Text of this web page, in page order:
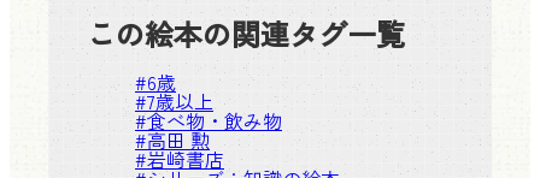
この絵本の関連タグ一覧
#6歳
#7歳以上
#食べ物・飲み物
#高田 勲
#岩崎書店